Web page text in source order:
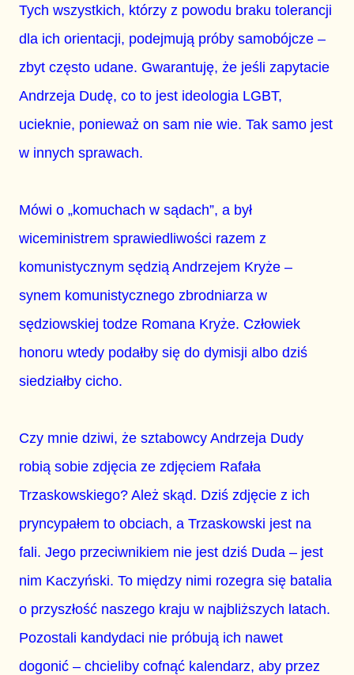
Tych wszystkich, którzy z powodu braku tolerancji
dla ich orientacji, podejmują próby samobójcze –
zbyt często udane. Gwarantuję, że jeśli zapytacie
Andrzeja Dudę, co to jest ideologia LGBT,
ucieknie, ponieważ on sam nie wie. Tak samo jest
w innych sprawach.
Mówi o „komuchach w sądach”, a był
wiceministrem sprawiedliwości razem z
komunistycznym sędzią Andrzejem Kryże –
synem komunistycznego zbrodniarza w
sędziowskiej todze Romana Kryże. Człowiek
honoru wtedy podałby się do dymisji albo dziś
siedziałby cicho.
Czy mnie dziwi, że sztabowcy Andrzeja Dudy
robią sobie zdjęcia ze zdjęciem Rafała
Trzaskowskiego? Ależ skąd. Dziś zdjęcie z ich
pryncypałem to obciach, a Trzaskowski jest na
fali. Jego przeciwnikiem nie jest dziś Duda – jest
nim Kaczyński. To między nimi rozegra się batalia
o przyszłość naszego kraju w najbliższych latach.
Pozostali kandydaci nie próbują ich nawet
dogonić – chcieliby cofnąć kalendarz, aby przez